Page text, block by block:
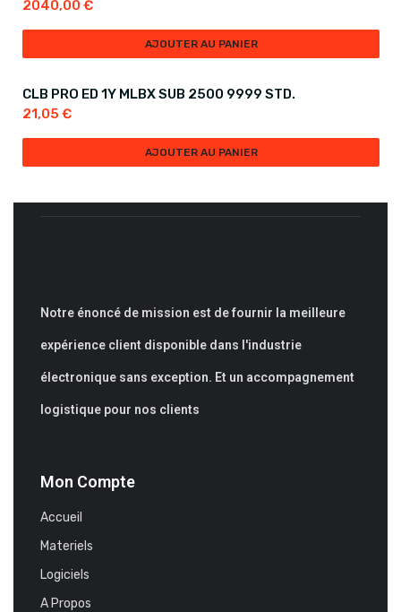
2040,00 €
AJOUTER AU PANIER
CLB PRO ED 1Y MLBX SUB 2500 9999 STD.
21,05 €
AJOUTER AU PANIER
Notre énoncé de mission est de fournir la meilleure
expérience client disponible dans l'industrie
électronique sans exception. Et un accompagnement
logistique pour nos clients
Mon Compte
Accueil
Materiels
Logiciels
A Propos